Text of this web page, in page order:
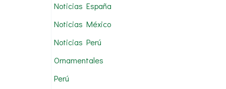
Noticias España
Noticias México
Noticias Perú
Ornamentales
Perú